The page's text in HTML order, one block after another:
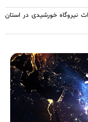
احداث نیروگاه خورشیدی در استان